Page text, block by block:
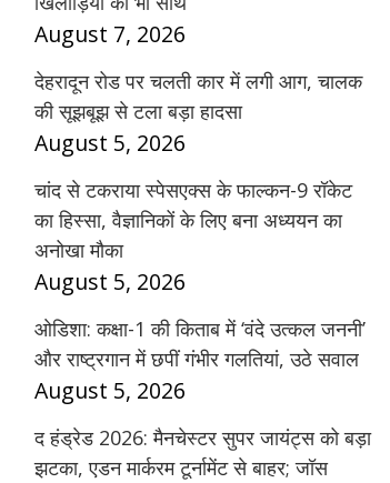
August 7, 2026
देहरादून रोड पर चलती कार में लगी आग, चालक
की सूझबूझ से टला बड़ा हादसा
August 5, 2026
चांद से टकराया स्पेसएक्स के फाल्कन-9 रॉकेट
का हिस्सा, वैज्ञानिकों के लिए बना अध्ययन का
अनोखा मौका
August 5, 2026
ओडिशा: कक्षा-1 की किताब में ‘वंदे उत्कल जननी’
और राष्ट्रगान में छपीं गंभीर गलतियां, उठे सवाल
August 5, 2026
द हंड्रेड 2026: मैनचेस्टर सुपर जायंट्स को बड़ा
झटका, एडन मार्करम टूर्नामेंट से बाहर; जॉस